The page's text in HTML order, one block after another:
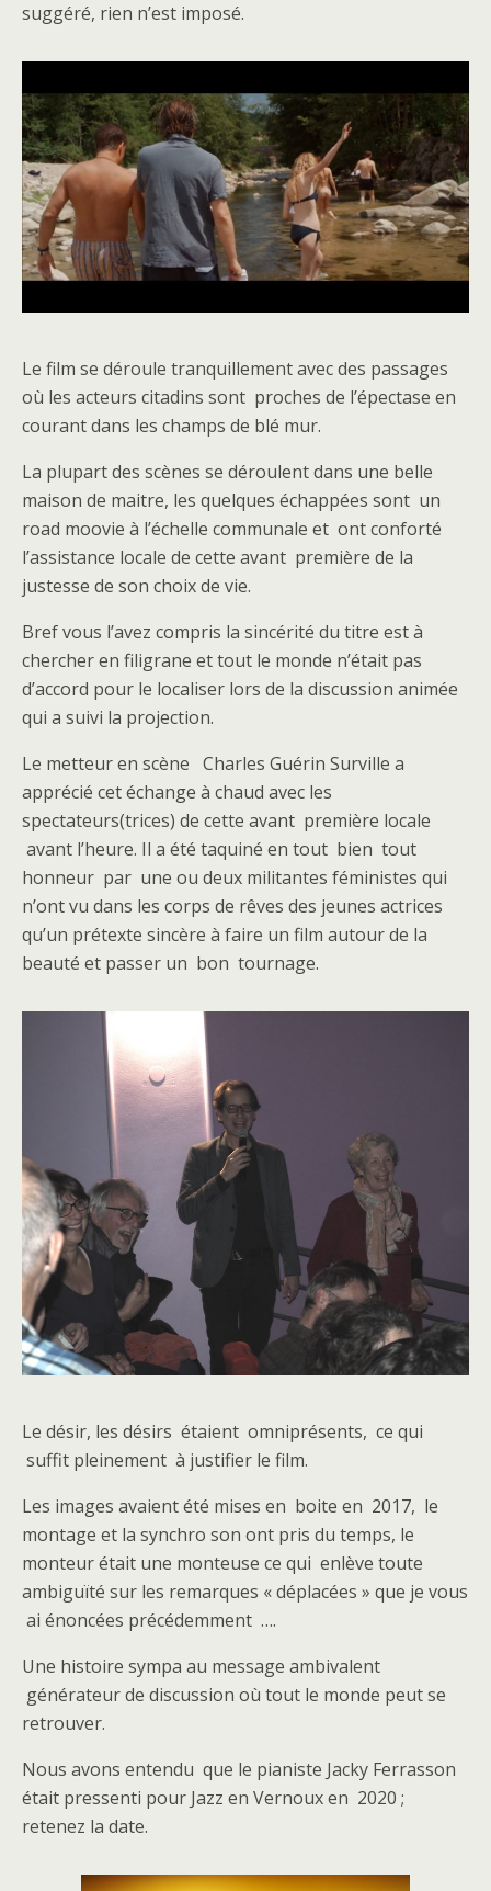
suggéré, rien n’est imposé.
Le film se déroule tranquillement avec des passages
où les acteurs citadins sont proches de l’épectase en
courant dans les champs de blé mur.
La plupart des scènes se déroulent dans une belle
maison de maitre, les quelques échappées sont un
road moovie à l’échelle communale et ont conforté
l’assistance locale de cette avant première de la
justesse de son choix de vie.
Bref vous l’avez compris la sincérité du titre est à
chercher en filigrane et tout le monde n’était pas
d’accord pour le localiser lors de la discussion animée
qui a suivi la projection.
Le metteur en scène Charles Guérin Surville a
apprécié cet échange à chaud avec les
spectateurs(trices) de cette avant première locale
avant l’heure. Il a été taquiné en tout bien tout
honneur par une ou deux militantes féministes qui
n’ont vu dans les corps de rêves des jeunes actrices
qu’un prétexte sincère à faire un film autour de la
beauté et passer un bon tournage.
Le désir, les désirs étaient omniprésents, ce qui
suffit pleinement à justifier le film.
Les images avaient été mises en boite en 2017, le
montage et la synchro son ont pris du temps, le
monteur était une monteuse ce qui enlève toute
ambiguïté sur les remarques « déplacées » que je vous
ai énoncées précédemment ….
Une histoire sympa au message ambivalent
générateur de discussion où tout le monde peut se
retrouver.
Nous avons entendu que le pianiste Jacky Ferrasson
était pressenti pour Jazz en Vernoux en 2020 ;
retenez la date.